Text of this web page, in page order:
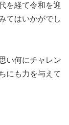
を経て令和を迎
てはいかがでし
い何にチャレン
にも力を与えて